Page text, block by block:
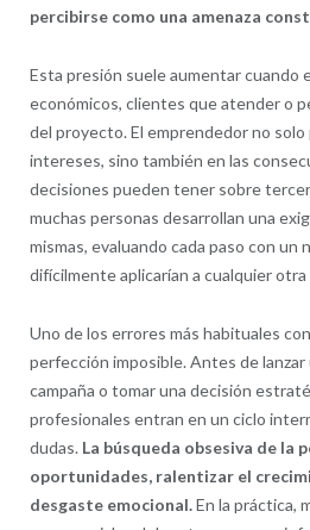
percibirse como una amenaza
Esta presión suele aumentar cuando
económicos, clientes que atender o
del proyecto. El emprendedor no
intereses, sino también en las
decisiones pueden tener sobre
muchas personas desarrollan una
mismas, evaluando cada paso con un
difícilmente aplicarían a cualquier otra
Uno de los errores más habituales
perfección imposible. Antes de
campaña o tomar una decisión
profesionales entran en un ciclo
dudas. La búsqueda obsesiva de la
oportunidades, ralentizar el
desgaste emocional.En la práctica,